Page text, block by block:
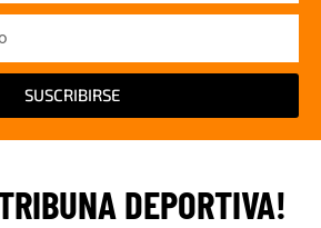
SUSCRIBIRSE
DEPORTIVA!